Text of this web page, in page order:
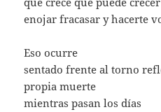
enojar fracasar y hacerte
Eso ocurre
sentado frente al torno
propia muerte
mientras pasan los días